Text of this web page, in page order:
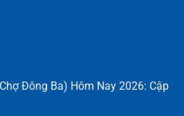
Đông Ba) Hôm Nay 2026: Cập